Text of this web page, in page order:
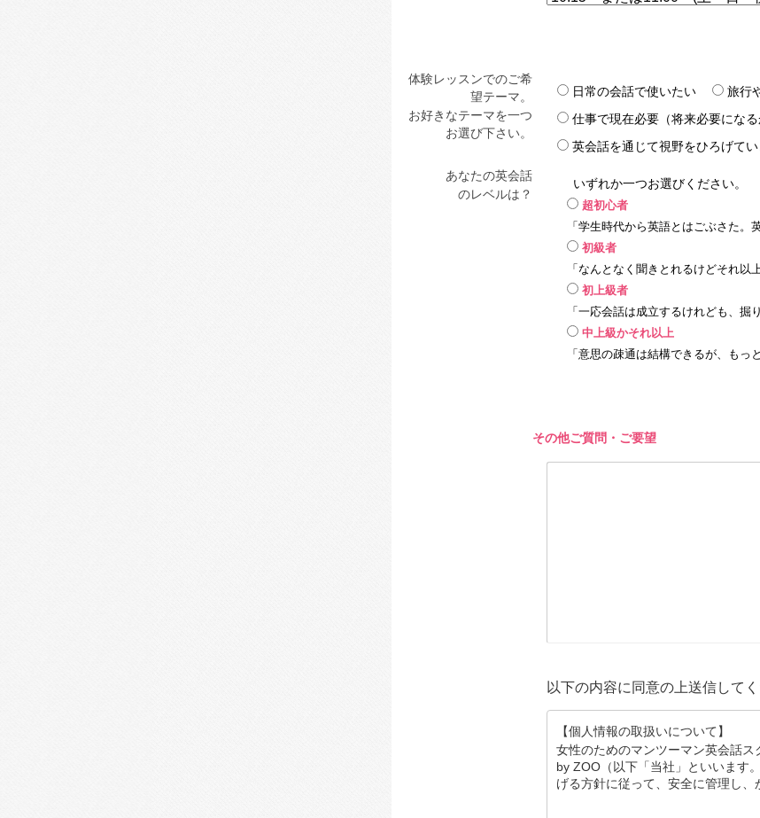
体験レッスンでのご希
望テーマ。
お好きなテーマを一つ
お選び下さい。
日常の会話で使いたい
旅行
仕事で現在必要（将来必要になる
英会話を通じて視野をひろげて
あなたの英会話
のレベルは？
いずれか一つお選びください。
超初心者
「学生時代から英語とはごぶさた。
初級者
「なんとなく聞きとれるけどそれ以
初上級者
「一応会話は成立するけれども、掘
中上級かそれ以上
「意思の疎通は結構できるが、もっ
その他ご質問・ご要望
以下の内容に同意の上送信して
【個人情報の取扱いについて】
女性のためのマンツーマン英会話
by ZOO（以下「当社」といいます
げる方針に従って、安全に管理し、